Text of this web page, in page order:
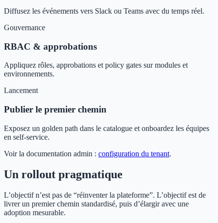
Diffusez les événements vers Slack ou Teams avec du temps réel.
Gouvernance
RBAC & approbations
Appliquez rôles, approbations et policy gates sur modules et
environnements.
Lancement
Publier le premier chemin
Exposez un golden path dans le catalogue et onboardez les équipes
en self‑service.
Voir la documentation admin : configuration du tenant.
Un rollout pragmatique
L’objectif n’est pas de “réinventer la plateforme”. L’objectif est de
livrer un premier chemin standardisé, puis d’élargir avec une
adoption mesurable.